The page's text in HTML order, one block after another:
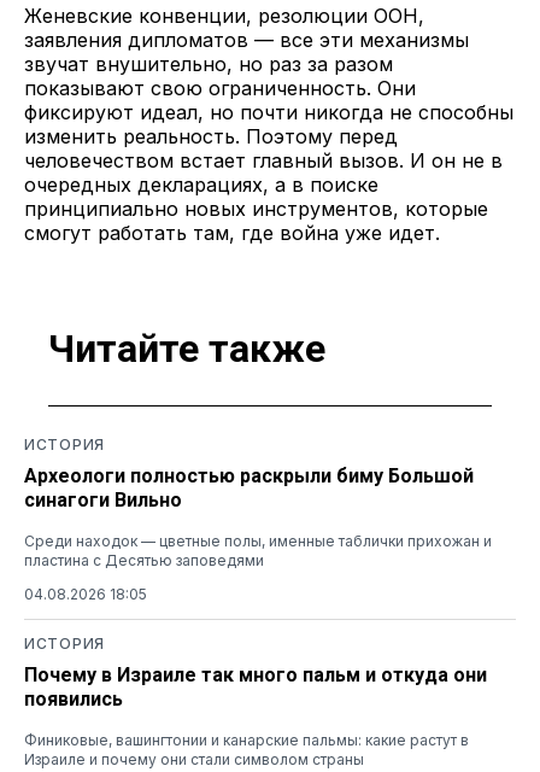
Женевские конвенции, резолюции ООН,
заявления дипломатов — все эти механизмы
звучат внушительно, но раз за разом
показывают свою ограниченность. Они
фиксируют идеал, но почти никогда не способны
изменить реальность. Поэтому перед
человечеством встает главный вызов. И он не в
очередных декларациях, а в поиске
принципиально новых инструментов, которые
смогут работать там, где война уже идет.
Читайте также
ИСТОРИЯ
Археологи полностью раскрыли биму Большой
синагоги Вильно
Среди находок — цветные полы, именные таблички прихожан и
пластина с Десятью заповедями
04.08.2026 18:05
ИСТОРИЯ
Почему в Израиле так много пальм и откуда они
появились
Финиковые, вашингтонии и канарские пальмы: какие растут в
Израиле и почему они стали символом страны